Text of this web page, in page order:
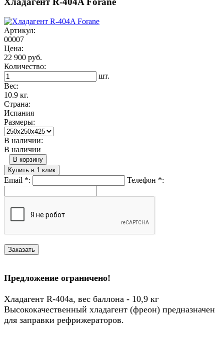
Артикул:
00007
Цена:
22 900 руб.
Количество:
шт.
Вес:
10.9 кг.
Страна:
Испания
Размеры:
В наличии:
В наличии
В корзину
Купить в 1 клик
Email *: Телефон *:
Предложение ограничено!
Хладагент R-404a, вес баллона - 10,9 кг
Высококачественный хладагент (фреон) предназначен
для заправки рефрижераторов.